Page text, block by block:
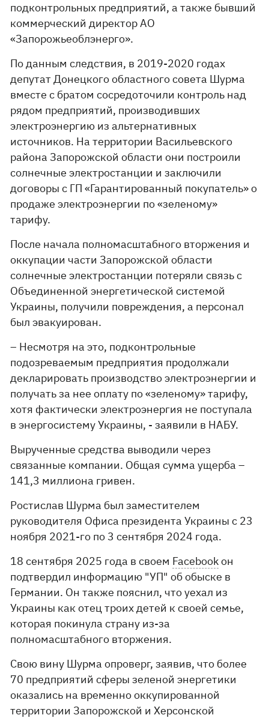
подконтрольных предприятий, а также бывший
коммерческий директор АО
«Запорожьеоблэнерго».
По данным следствия, в 2019-2020 годах
депутат Донецкого областного совета Шурма
вместе с братом сосредоточили контроль над
рядом предприятий, производивших
электроэнергию из альтернативных
источников. На территории Васильевского
района Запорожской области они построили
солнечные электростанции и заключили
договоры с ГП «Гарантированный покупатель» о
продаже электроэнергии по «зеленому»
тарифу.
После начала полномасштабного вторжения и
оккупации части Запорожской области
солнечные электростанции потеряли связь с
Объединенной энергетической системой
Украины, получили повреждения, а персонал
был эвакуирован.
– Несмотря на это, подконтрольные
подозреваемым предприятия продолжали
декларировать производство электроэнергии и
получать за нее оплату по «зеленому» тарифу,
хотя фактически электроэнергия не поступала
в энергосистему Украины, - заявили в НАБУ.
Вырученные средства выводили через
связанные компании. Общая сумма ущерба –
141,3 миллиона гривен.
Ростислав Шурма был заместителем
руководителя Офиса президента Украины с 23
ноября 2021-го по 3 сентября 2024 года.
18 сентября 2025 года в своем Facebookон
подтвердил информацию "УП" об обыске в
Германии. Он также пояснил, что уехал из
Украины как отец троих детей к своей семье,
которая покинула страну из-за
полномасштабного вторжения.
Свою вину Шурма опроверг, заявив, что более
70 предприятий сферы зеленой энергетики
оказались на временно оккупированной
территории Запорожской и Херсонской